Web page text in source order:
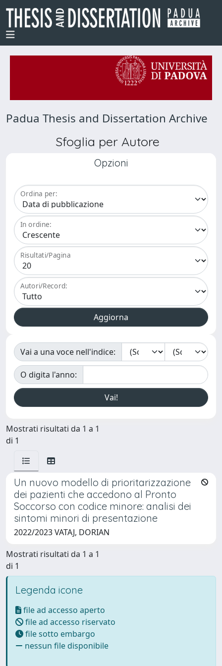
Padua Thesis and Dissertation Archive
Sfoglia per Autore
Opzioni
Ordina per:
In ordine:
Risultati/Pagina
Autori/Record:
Vai a una voce nell'indice:
O digita l'anno:
Mostrati risultati da 1 a 1
di 1
Un nuovo modello di prioritarizzazione
dei pazienti che accedono al Pronto
Soccorso con codice minore: analisi dei
sintomi minori di presentazione
2022/2023 VATAJ, DORIAN
Mostrati risultati da 1 a 1
di 1
Legenda icone
file ad accesso aperto
file ad accesso riservato
file sotto embargo
nessun file disponibile